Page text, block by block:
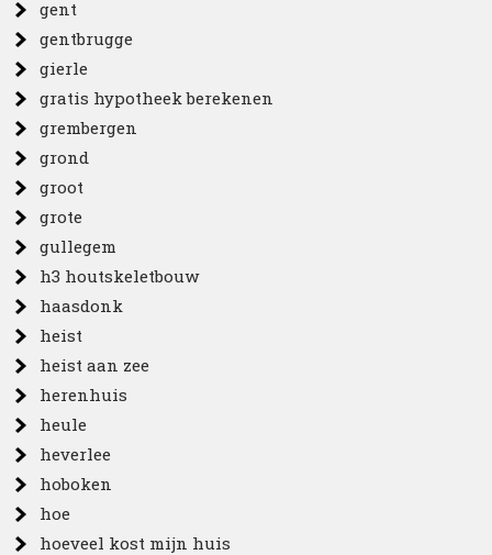
gent
gentbrugge
gierle
gratis hypotheek berekenen
grembergen
grond
groot
grote
gullegem
h3 houtskeletbouw
haasdonk
heist
heist aan zee
herenhuis
heule
heverlee
hoboken
hoe
hoeveel kost mijn huis